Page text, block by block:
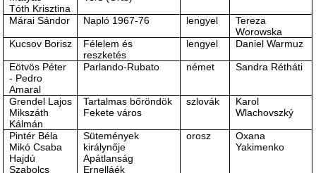
Tóth Krisztina
Márai Sándor Napló 1967-76 lengyel
Tereza
Worowska
Kucsov Borisz
Félelem és
reszketés
lengyel Daniel Warmuz
Eötvös Péter
- Pedro
Amaral
Parlando-Rubato német Sandra Rétháti
Grendel Lajos
Mikszáth
Kálmán
Tartalmas bőröndök
Fekete város
szlovák
Karol
Wlachovszký
Pintér Béla
Mikó Csaba
Hajdú
Szabolcs
Sütemények
királynője
Apátlanság
Ernelláék
orosz
Oxana
Yakimenko